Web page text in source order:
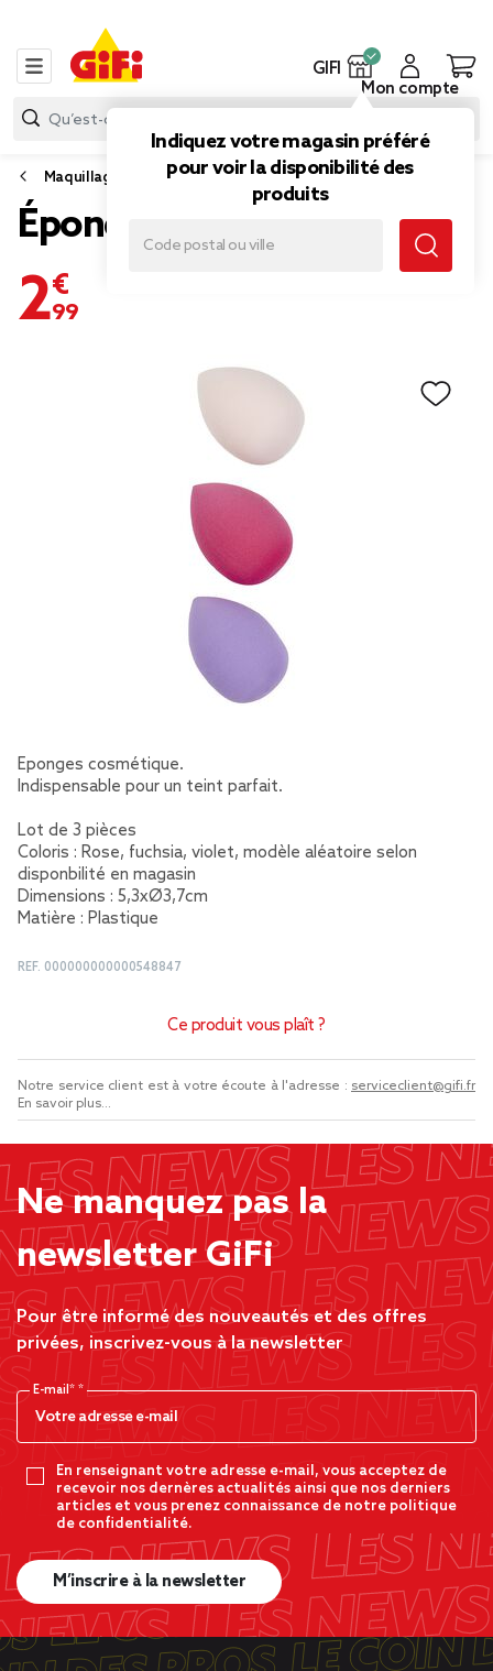
GIFI
Indiquez votre magasin préféré
pour voir la disponibilité des
produits
Mon compte
Maquillage
Éponges cosmétique
2,99 €
Eponges cosmétique.
Indispensable pour un teint parfait.
Lot de 3 pièces
Coloris : Rose, fuchsia, violet, modèle aléatoire selon
disponbilité en magasin
Dimensions : 5,3xØ3,7cm
Matière : Plastique
REF. 000000000000548847
Ce produit vous plaît ?
Notre service client est à votre écoute à l'adresse : serviceclient@gifi.fr
En savoir plus...
Ne manquez pas la
newsletter GiFi
Pour être informé des nouveautés et des offres
privées, inscrivez-vous à la newsletter
E-mail*
En renseignant votre adresse e-mail, vous acceptez de
recevoir nos dernères actualités ainsi que nos derniers
articles et vous prenez connaissance de notre politique
de confidentialité.
M’inscrire à la newsletter